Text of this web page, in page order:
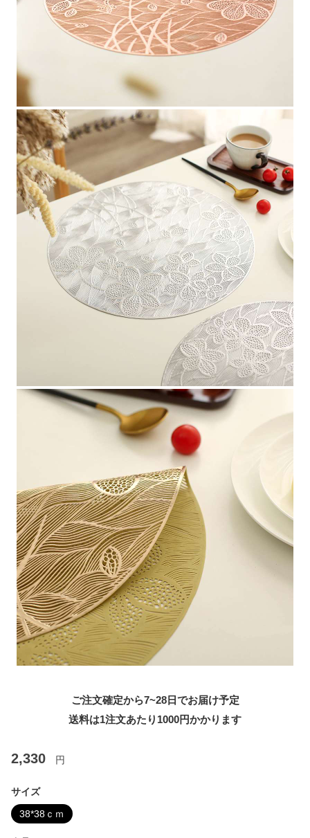
ご注文確定から7~28日でお届け予定
送料は1注文あたり 1000円かかります
2,330 円
サイズ
38*38ｃｍ